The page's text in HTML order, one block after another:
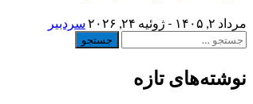
مرداد ۲, ۱۴۰۵ - ژوئیه ۲۴, ۲۰۲۶
سردبیر
جستجو
نوشته‌های تازه